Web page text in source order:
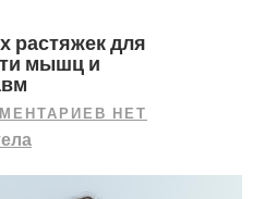
растяжек для
мышц и
НЕТ